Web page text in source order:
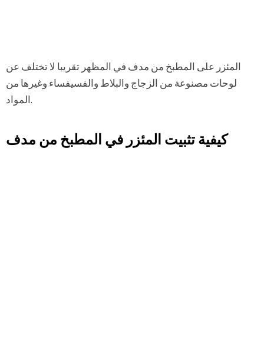
المئزر على المطبخ من مدف في المظهر تقريبا لا تختلف عن
لوحات مصنوعة من الزجاج والبلاط والفسيفساء وغيرها من
المواد.
كيفية تثبيت المئزر في المطبخ من مدف